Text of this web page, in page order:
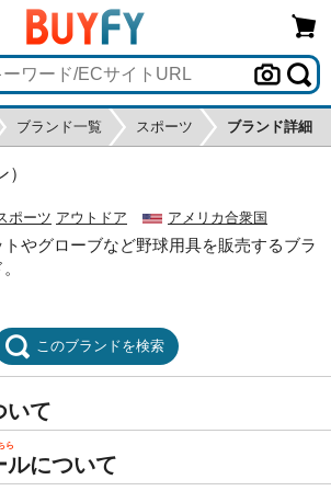
ブランド一覧 スポーツ ブランド詳細
ポーツ アウトドア アメリカ合衆国
トやグローブなど野球用具を販売するブラ
このブランドを検索
いて
ら
ルについて